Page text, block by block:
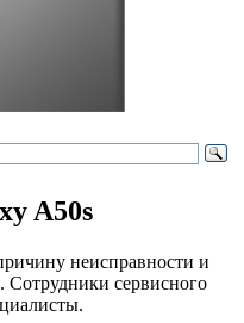
A50s
неисправности и
Сотрудники сервисного